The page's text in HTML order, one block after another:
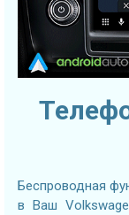
Беспроводная
в Ваш